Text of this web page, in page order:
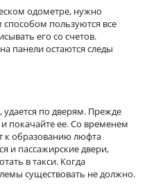
одометре, нужно
пользуются все
его со счетов.
панели остаются следы
удается по дверям. Прежде
покачайте ее. Со временем
к образованию люфта
и пассажирские двери,
в такси. Когда
существовать не должно.